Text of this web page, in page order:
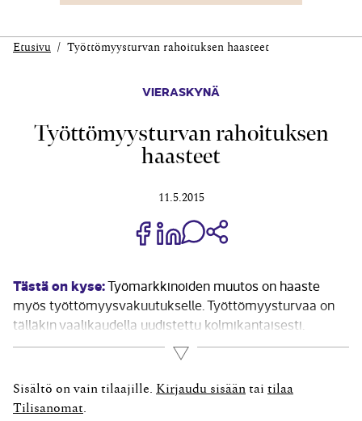
Etusivu Työttömyysturvan rahoituksen haasteet
VIERASKYNÄ
Työttömyysturvan rahoituksen
haasteet
11.5.2015
Jaa Share on Facebook
Jaa Share on LinkedIn
Jaa WhatsApp-viestinä
Tästä on kyse:Työmarkkinoiden muutos on haaste
myös työttömyysvakuutukselle. Työttömyysturvaa on
tälläkin vaalikaudella uudistettu kolmikantaisesti.
Työttömyysturvan uudistaminen on ollut esillä
vaalikeskustelussa ja keskustelu varmasti jatkuu myös
vaalien jälkeen. Nykymuotoinen työttömyysvakuutus
täytti muutama vuosi sitten 50 vuotta.
Lue lisää
Sisältö on vain tilaajille. Kirjaudu sisään tai tilaa
Tilisanomat